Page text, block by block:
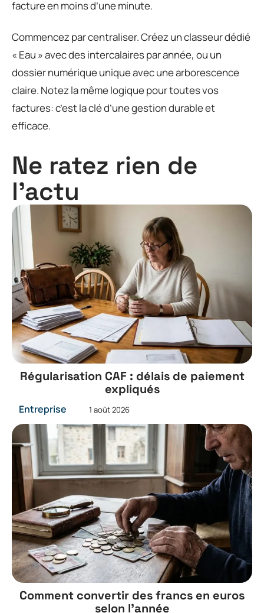
facture en moins d’une minute.
Commencez par centraliser. Créez un classeur dédié
« Eau » avec des intercalaires par année, ou un
dossier numérique unique avec une arborescence
claire. Notez la même logique pour toutes vos
factures: c’est la clé d’une gestion durable et
efficace.
Ne ratez rien de
l'actu
Régularisation CAF : délais de paiement
expliqués
Entreprise 1 août 2026
Comment convertir des francs en euros
selon l’année